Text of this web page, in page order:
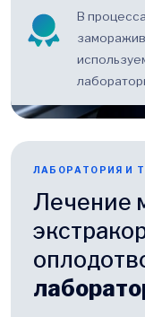
В
ЛАБОРАТОРИЯ И
Лечение